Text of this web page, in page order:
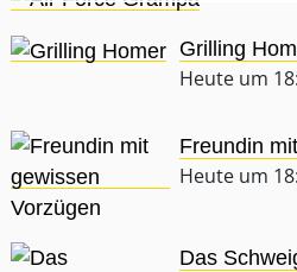
Grilling
Heute um
Freundin
Heute um
Das